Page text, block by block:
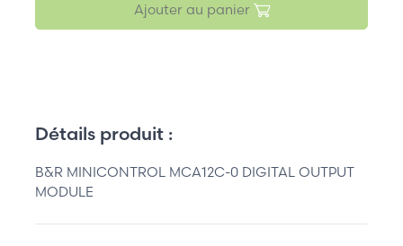
Ajouter au panier
Détails produit :
B&R MINICONTROL MCA12C-0 DIGITAL OUTPUT
MODULE